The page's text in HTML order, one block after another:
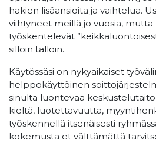
hakien lisäansioita ja vaihtelua.
viihtyneet meillä jo vuosia,
työskentelevät
silloin tällöin.
Käytössäsi on nykyaikaiset
helppokäyttöinen
sinulta luontevaa
kieltä, luotettavuutta,
työskennellä itsenäisesti
kokemusta et välttämättä